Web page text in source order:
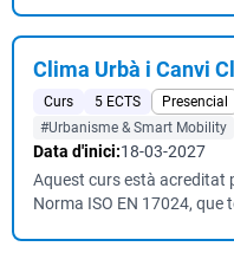
Clima Urbà i Canvi
Curs 5 ECTS Presencial
#Urbanisme & Smart Mobility
Data d'inici:18-03-2027
Aquest curs està acreditat
Norma ISO EN 17024, que